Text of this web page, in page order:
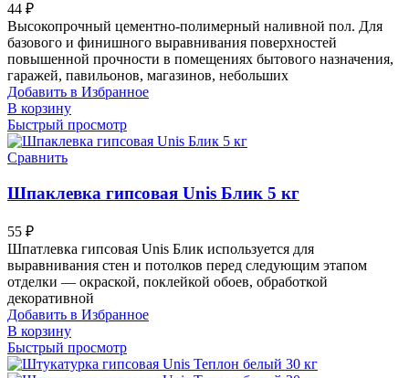
44 ₽
Высокопрочный цементно-полимерный наливной пол. Для
базового и финишного выравнивания поверхностей
повышенной прочности в помещениях бытового назначения,
гаражей, павильонов, магазинов, небольших
Добавить в Избранное
В корзину
Быстрый просмотр
Сравнить
Шпаклевка гипсовая Unis Блик 5 кг
55 ₽
Шпатлевка гипсовая Unis Блик используется для
выравнивания стен и потолков перед следующим этапом
отделки — окраской, поклейкой обоев, обработкой
декоративной
Добавить в Избранное
В корзину
Быстрый просмотр